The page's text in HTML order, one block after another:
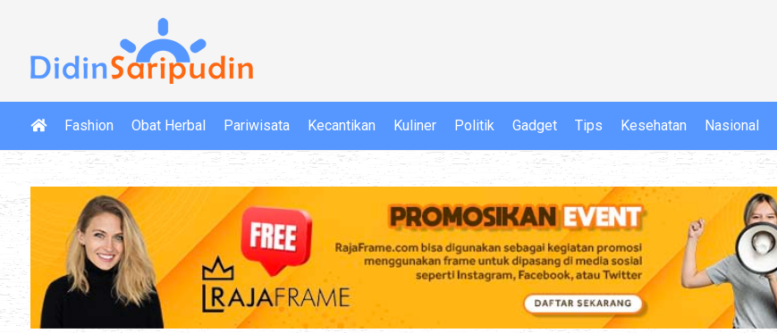
Fashion Obat Herbal Pariwisata Kecantikan Kuliner Politik Gadget Tips Kesehatan Nasional